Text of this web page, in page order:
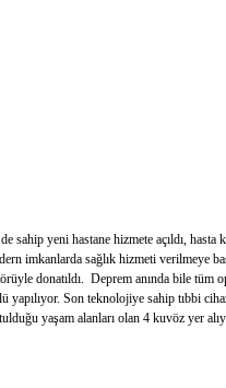
yeni hastane hizmete açıldı, hasta
imkanlarda sağlık hizmeti verilmeye
donatıldı. Deprem anında bile tüm
Son teknolojiye sahip tıbbi
yaşam alanları olan 4 kuvöz yer